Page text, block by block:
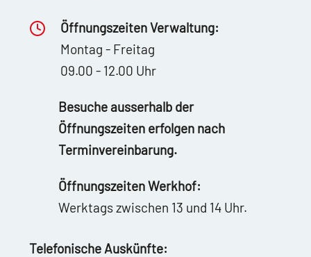
Öffnungszeiten Verwaltung:
Montag - Freitag
09.00 - 12.00 Uhr
Besuche ausserhalb der
Öffnungszeiten erfolgen nach
Terminvereinbarung.
Öffnungszeiten Werkhof:
Werktags zwischen 13 und 14 Uhr.
Telefonische Auskünfte: